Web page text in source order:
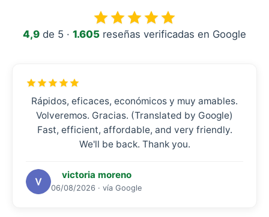
4,9 de 5 · 1.605 reseñas verificadas en Google
Rápidos, eficaces, económicos y muy amables.
Volveremos. Gracias. (Translated by Google)
Fast, efficient, affordable, and very friendly.
We'll be back. Thank you.
victoria moreno
06/08/2026 · vía Google